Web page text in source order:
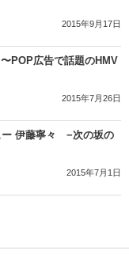
2015年9月17日
POP広告で話題のHMV
2015年7月26日
ー 伊藤寧々 −次の坂の
2015年7月1日